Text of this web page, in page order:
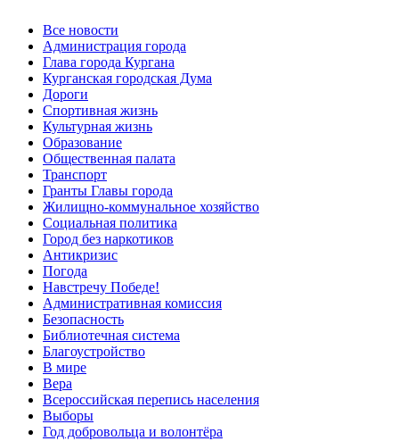
Все новости
Администрация города
Глава города Кургана
Курганская городская Дума
Дороги
Спортивная жизнь
Культурная жизнь
Образование
Общественная палата
Транспорт
Гранты Главы города
Жилищно-коммунальное хозяйство
Социальная политика
Город без наркотиков
Антикризис
Погода
Навстречу Победе!
Административная комиссия
Безопасность
Библиотечная система
Благоустройство
В мире
Вера
Всероссийская перепись населения
Выборы
Год добровольца и волонтёра